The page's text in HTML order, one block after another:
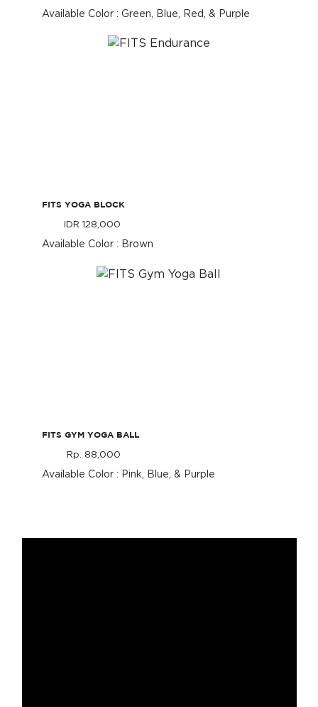
Available Color : Green, Blue, Red, & Purple
IDR 198,000
FITS YOGA BLOCK
IDR 128,000
Available Color : Brown
FITS GYM YOGA BALL
Rp. 88,000
Available Color : Pink, Blue, & Purple